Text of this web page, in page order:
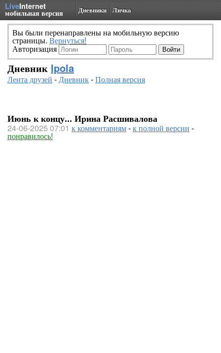
LiveInternet
мобильная версия Дневники Личка
Вы были перенаправлены на мобильную версию
страницы. Вернуться!
Авторизация
Дневник Ipola
Лента друзей -Дневник-Полная версия
Июнь к концу... Ирина Расшивалова
24-06-2025 07:01 к комментариям-к полной версии -
понравилось!